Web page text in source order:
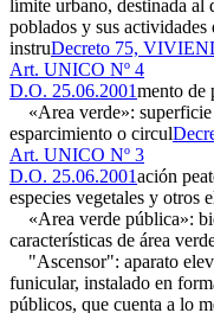
límite urbano, destinada al
poblados y sus actividades
instruDecreto 75,
Art. UNICO Nº 4
D.O. 25.06.2001mento de
«Area verde»: superficie
esparcimiento o circul
Art. UNICO Nº 3
D.O. 25.06.2001ación
especies vegetales y otros
«Area verde pública»:
características de área
"Ascensor": aparato
funicular, instalado en
públicos, que cuenta a lo